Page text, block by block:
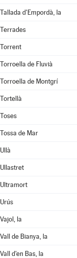
Tallada d'Empordà, la
Terrades
Torrent
Torroella de Fluvià
Torroella de Montgrí
Tortellà
Toses
Tossa de Mar
Ullà
Ullastret
Ultramort
Urús
Vajol, la
Vall de Bianya, la
Vall d'en Bas, la